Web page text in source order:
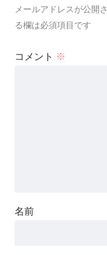
メールアドレスが公開
る欄は必須項目です
コメント ※
名前